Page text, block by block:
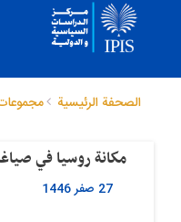
الصحفة الرئيسية
مكانة روسيا في
27 صفر 1446